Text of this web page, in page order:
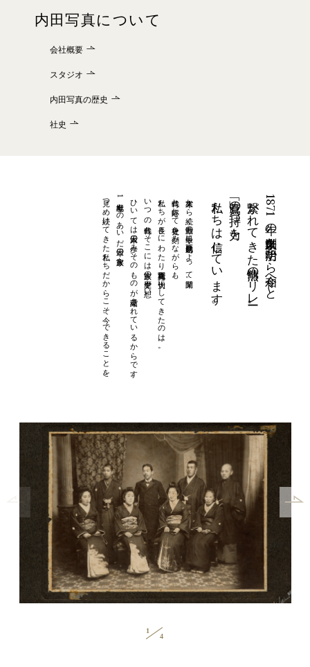
内田写真について
会社概要
スタジオ
内田写真の歴史
社史
1871年の創業以来、明治から令和へと
繋がれてきた情熱のリレー。
「寫眞」の持つ力を、
私たちは信じています。
幕末から続く激動の最中に初代・酉之助によって開業。
時代と呼応して社史を刻みながらも。
私たちが長きにわたり婚礼写真を大切にしてきたのは、。
いつの時代もそこには家族の歴史や想い。
ひいては日本人の歩みそのものが凝縮されているからです。
1世紀半ものあいだ日本の家族を
見つめ続けてきた私たちだからこそ今、できることを。